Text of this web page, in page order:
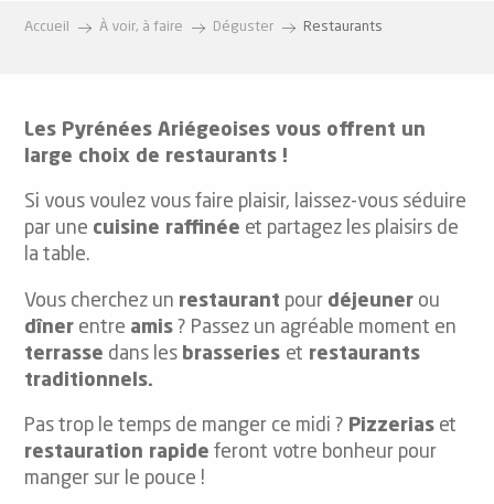
Accueil À voir, à faire Déguster Restaurants
Les Pyrénées Ariégeoises vous offrent un
large choix de restaurants !
Si vous voulez vous faire plaisir, laissez-vous séduire
par une cuisine raffinée et partagez les plaisirs de
la table.
Vous cherchez un restaurant pour déjeuner ou
dîner entre amis ? Passez un agréable moment en
terrasse dans les brasseries et restaurants
traditionnels.
Pas trop le temps de manger ce midi ? Pizzerias et
restauration rapide feront votre bonheur pour
manger sur le pouce !